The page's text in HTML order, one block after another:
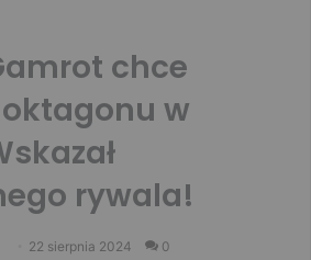
chce
w
rywala!
22 sierpnia 2024 0